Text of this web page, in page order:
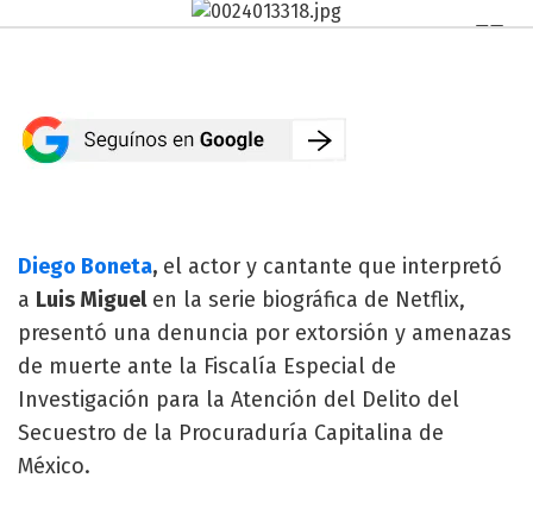
Diego Boneta, el actor y cantante que interpretó
a Luis Miguelen la serie biográfica de Netflix,
presentó una denuncia por extorsión y amenazas
de muerte ante la Fiscalía Especial de
Investigación para la Atención del Delito del
Secuestro de la Procuraduría Capitalina de
México.